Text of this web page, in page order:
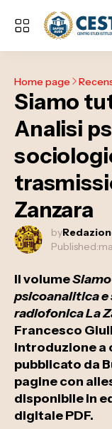
Home page
Siamo
Analisi
Zanzara
by
Published:
Il volume
psicoanalitica
radiofonica La
Francesco
introduzione a
pubblicato da
pagine con
disponibile in
digitale PDF.